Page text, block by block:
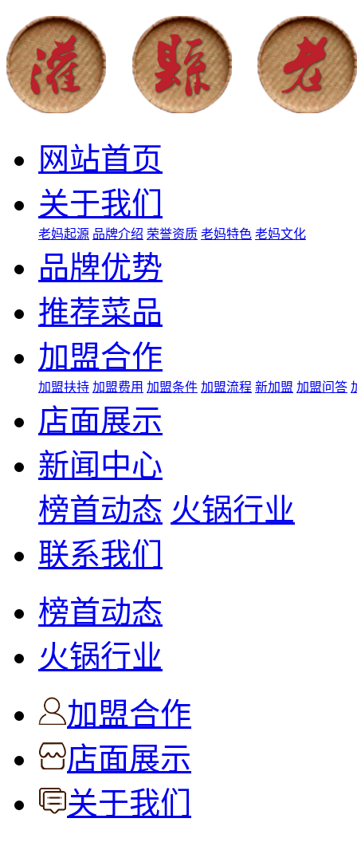
网站首页
关于我们
老妈起源 品牌介绍 荣誉资质 老妈特色 老妈文化
品牌优势
推荐菜品
加盟合作
加盟扶持 加盟费用 加盟条件 加盟流程 新加盟 加盟问答
店面展示
新闻中心
榜首动态 火锅行业
联系我们
榜首动态
火锅行业
加盟合作
店面展示
关于我们